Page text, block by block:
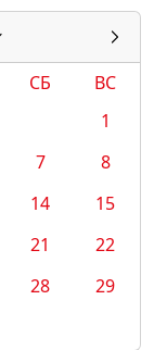
СБ
ВС
1
7
8
14
15
21
22
28
29